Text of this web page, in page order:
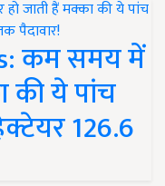
कम समय में
की ये पांच
126.6